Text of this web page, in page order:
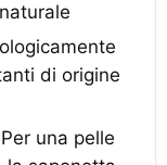
di origine
una pelle